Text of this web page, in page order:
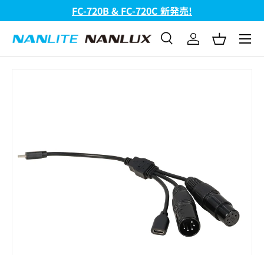
コンテンツへスキップ
FC-720B & FC-720C 新発売!
検索
検索 ログインバスケッ
メニ